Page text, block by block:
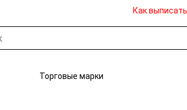
Как
Торговые марки